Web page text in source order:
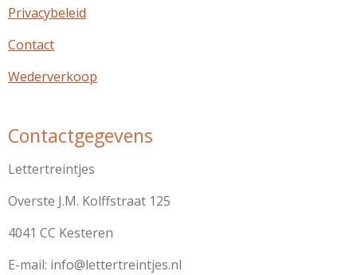
Privacybeleid
Contact
Wederverkoop
Contactgegevens
Lettertreintjes
Overste J.M. Kolffstraat 125
4041 CC Kesteren
E-mail: info@lettertreintjes.nl